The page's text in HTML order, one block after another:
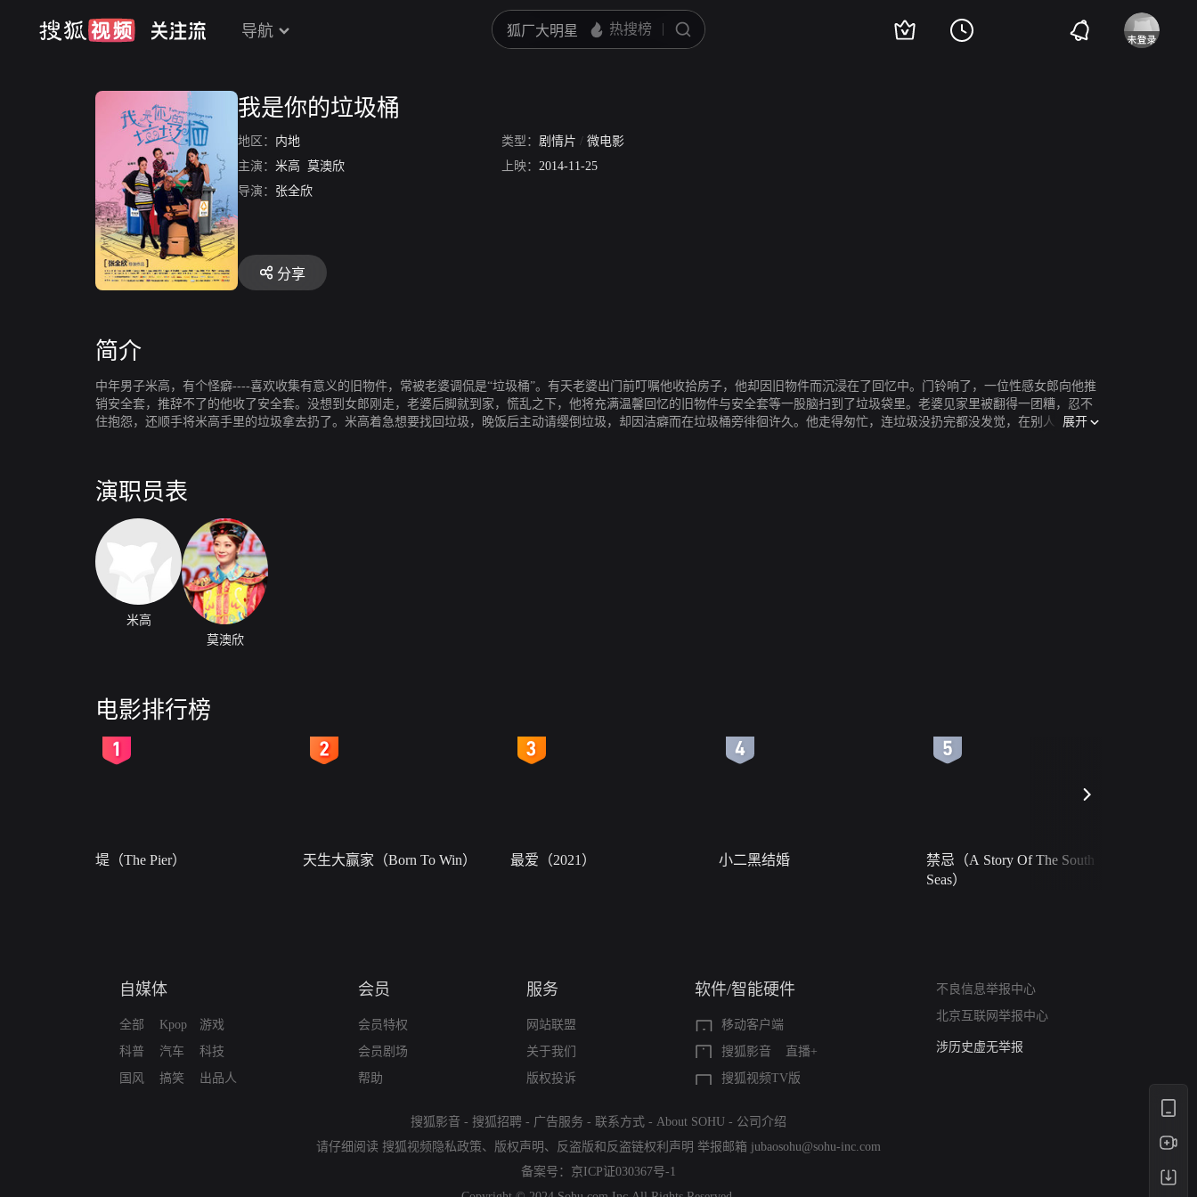
导航
我是你的垃圾桶
地区： 内地 类型： 剧情片 / 微电影
主演： 米高 莫澳欣 上映： 2014-11-25
导演： 张全欣
分享
简介
中年男子米高，有个怪癖----喜欢收集有意义的旧物件，常被老婆调侃是“垃圾桶”。有天老婆出门前叮嘱他收拾房子，他却因旧物件而沉浸在了回忆中。门铃响了，一位性感女郎向他推
销安全套，推辞不了的他收了安全套。没想到女郎刚走，老婆后脚就到家，慌乱之下，他将充满温馨回忆的旧物件与安全套等一股脑扫到了垃圾袋里。老婆见家里被翻得一团糟，忍不
住抱怨，还顺手将米高手里的垃圾拿去扔了。米高着急想要找回垃圾，晚饭后主动请缨倒垃圾，却因洁癖而在垃圾桶旁徘徊许久。他走得匆忙，连垃圾没扔完都没发觉，在别人帮助下
甜蜜动人的情话。
展开
演职员表
米高
莫澳欣
电影排行榜
堤（The Pier） 天生大赢家（Born To Win） 最爱（2021） 小二黑结婚
禁忌（A Story Of The South
Seas）
自媒体
全部
科普
国风
Kpop
汽车
搞笑
游戏
科技
出品人
会员
会员特权
会员剧场
帮助
服务
网站联盟
关于我们
版权投诉
软件/智能硬件
移动客户端
搜狐影音
直播+
搜狐视频TV版
不良信息举报中心
北京互联网举报中心
亚运会举报专区
涉历史虚无举报
搜狐影音 - 搜狐招聘 - 广告服务 - 联系方式 - About SOHU - 公司介绍
请仔细阅读 搜狐视频隐私政策、 版权声明 、 反盗版和反盗链权利声明 举报邮箱 jubaosohu@sohu-inc.com
备案号： 京ICP证030367号-1